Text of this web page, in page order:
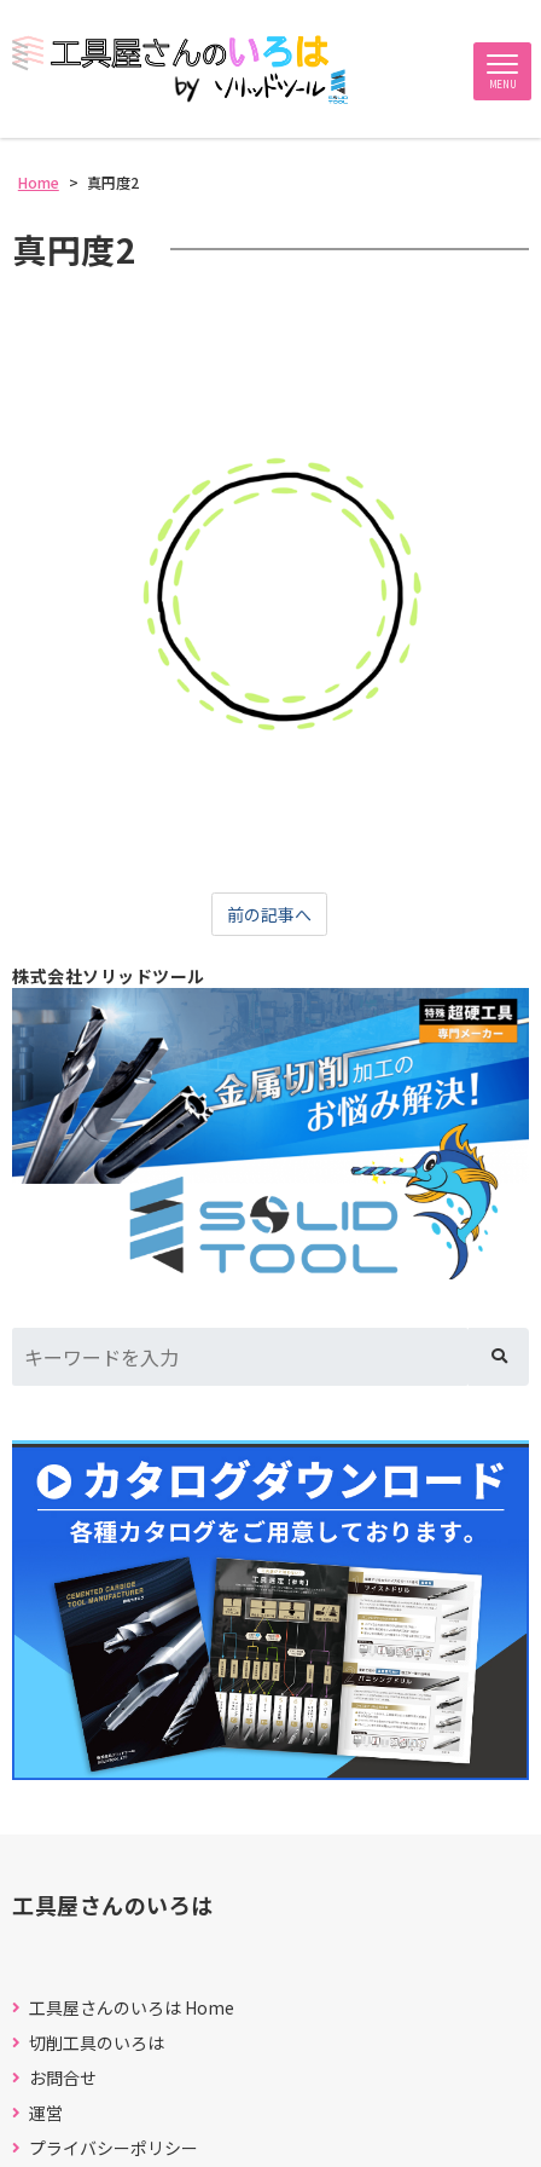
MENU
Home > 真円度2
真円度2
前の記事へ
株式会社ソリッドツール
工具屋さんのいろは
工具屋さんのいろは Home
切削工具のいろは
お問合せ
運営
プライバシーポリシー